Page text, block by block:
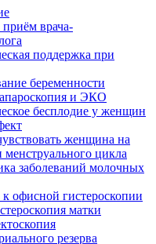
врача-
поддержка при
беременности
и ЭКО
бесплодие у женщин
женщина на
цикла
заболеваний молочных
офисной гистероскопии
матки
резерва